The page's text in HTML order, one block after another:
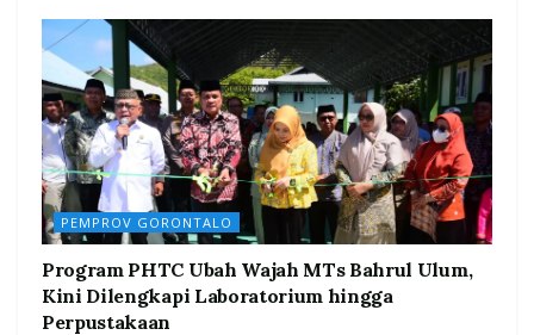
PEMPROV GORONTALO
Program PHTC Ubah Wajah MTs Bahrul Ulum,
Kini Dilengkapi Laboratorium hingga
Perpustakaan